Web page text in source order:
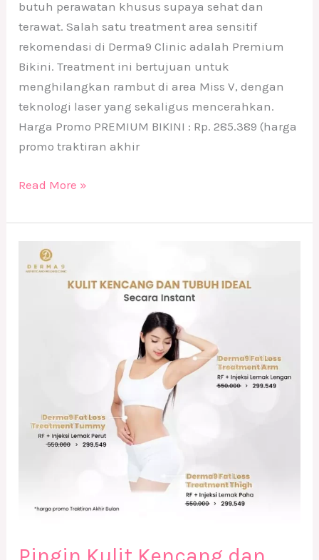
butuh perawatan khusus supaya sehat dan
terawat. Salah satu treatment area sensitif
rekomendasi di Derma9 Clinic adalah Premium
Bikini. Treatment ini bertujuan untuk
menghilangkan rambut di area Miss V, dengan
teknologi laser yang sekaligus mencerahkan.
Harga Promo PREMIUM BIKINI : Rp. 285.389 (harga
promo traktiran akhir
Read More »
Pingin
Kulit
Kencang